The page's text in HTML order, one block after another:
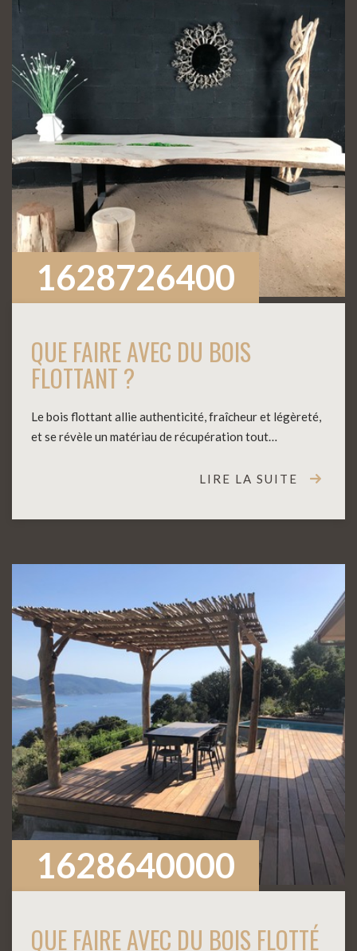
1628726400
QUE FAIRE AVEC DU BOIS
FLOTTANT ?
Le bois flottant allie authenticité, fraîcheur et légèreté,
et se révèle un matériau de récupération tout…
LIRE LA SUITE
1628640000
QUE FAIRE AVEC DU BOIS FLOTTÉ